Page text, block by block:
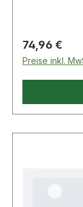
Vertiefungen
Regulärer
74,96 €
Preise inkl.